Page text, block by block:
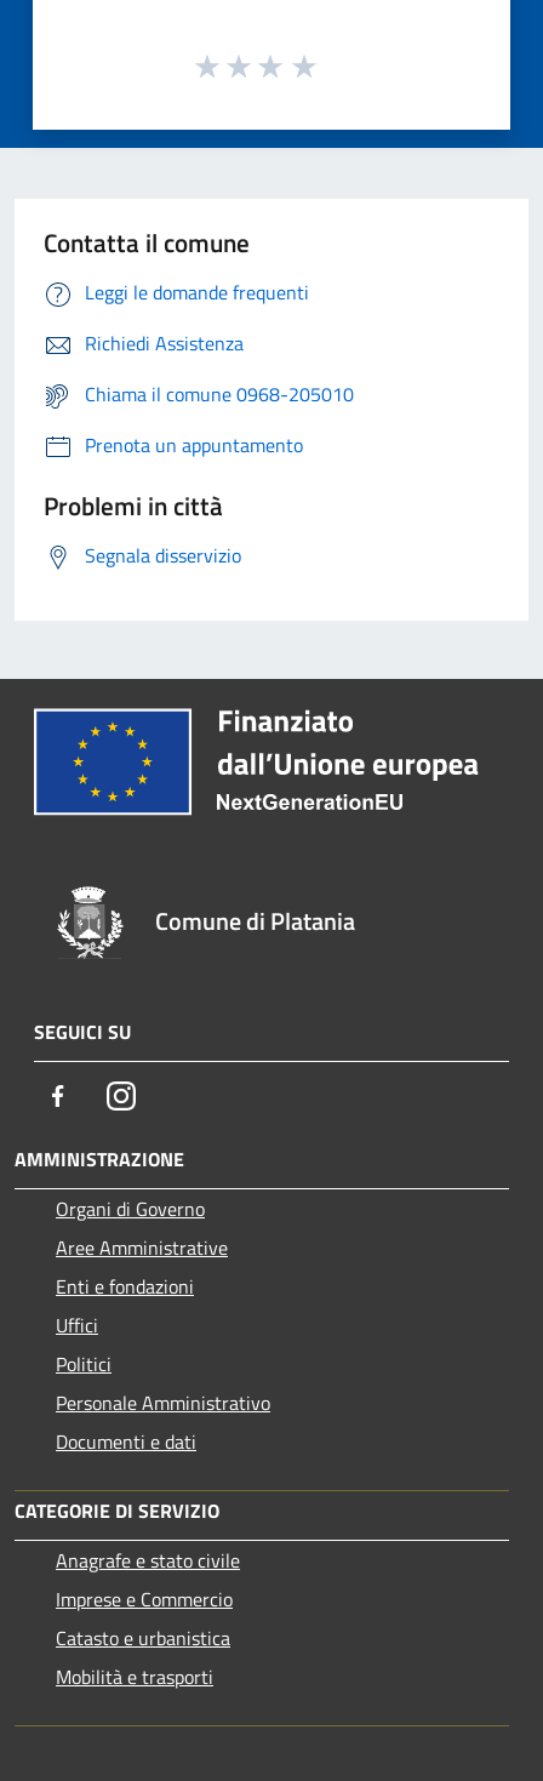
Contatta il comune
Leggi le domande frequenti
Richiedi Assistenza
Chiama il comune 0968-205010
Prenota un appuntamento
Problemi in città
Segnala disservizio
Comune di Platania
SEGUICI SU
FacebookInstagram
AMMINISTRAZIONE
Organi di Governo
Aree Amministrative
Enti e fondazioni
Uffici
Politici
Personale Amministrativo
Documenti e dati
CATEGORIE DI SERVIZIO
Anagrafe e stato civile
Imprese e Commercio
Catasto e urbanistica
Mobilità e trasporti